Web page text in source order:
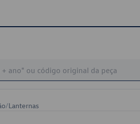
/Lanternas